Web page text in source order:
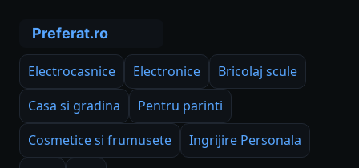
Electrocasnice Electronice
Bricolaj scule
Casa si gradina
Pentru parinti
Cosmetice si frumusete
Ingrijire Personala